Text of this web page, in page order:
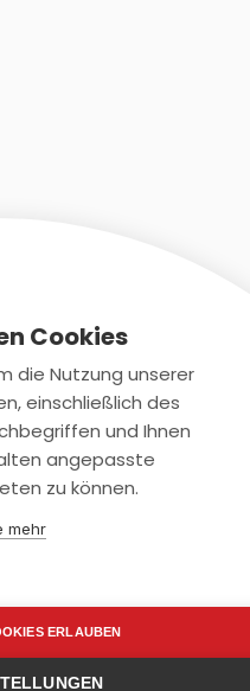
Cookies
die Nutzung unserer
einschließlich des
und Ihnen
angepasste
zu können.
mehr
ERLAUBEN